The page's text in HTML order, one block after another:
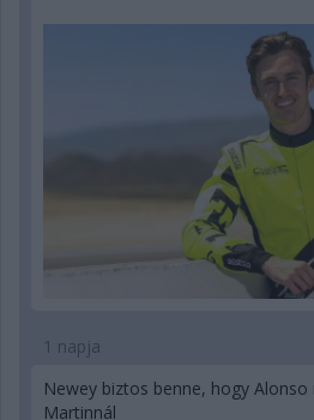
1 napja
Newey biztos benne, hogy
Martinnál